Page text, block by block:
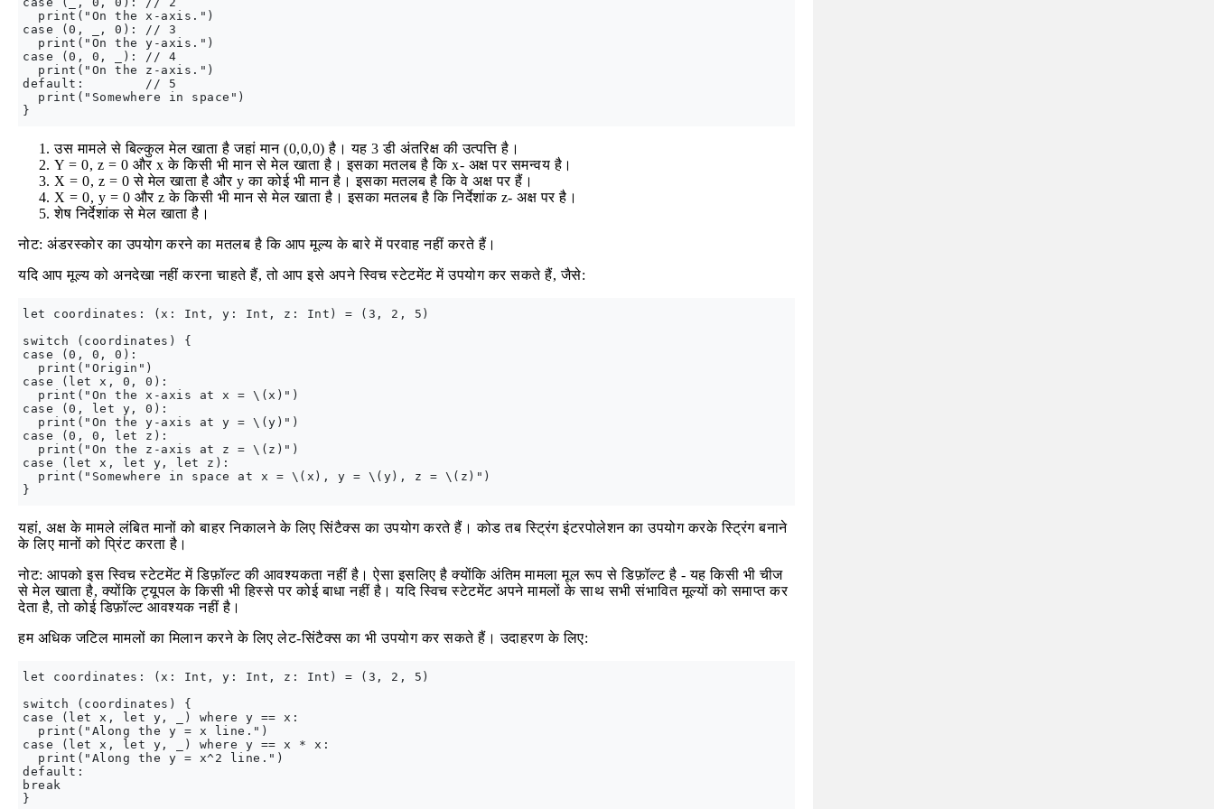
  print("On the x-axis.")
case (0, _, 0): // 3
  print("On the y-axis.")
case (0, 0, _): // 4
  print("On the z-axis.")
default:        // 5
  print("Somewhere in space")
उस मामले से बिल्कुल मेल खाता है जहां मान (0,0,0) है। यह 3 डी अंतरिक्ष की उत्पत्ति है।
Y = 0, z = 0 और x के किसी भी मान से मेल खाता है। इसका मतलब है कि x- अक्ष पर समन्वय है।
X = 0, z = 0 से मेल खाता है और y का कोई भी मान है। इसका मतलब है कि वे अक्ष पर हैं।
X = 0, y = 0 और z के किसी भी मान से मेल खाता है। इसका मतलब है कि निर्देशांक z- अक्ष पर है।
शेष निर्देशांक से मेल खाता है।
नोट: अंडरस्कोर का उपयोग करने का मतलब है कि आप मूल्य के बारे में परवाह नहीं करते हैं।
यदि आप मूल्य को अनदेखा नहीं करना चाहते हैं, तो आप इसे अपने स्विच स्टेटमेंट में उपयोग कर सकते हैं, जैसे:
let coordinates: (x: Int, y: Int, z: Int) = (3, 2, 5)
switch (coordinates) {
case (0, 0, 0):
  print("Origin")
case (let x, 0, 0):
  print("On the x-axis at x = \(x)")
case (0, let y, 0):
  print("On the y-axis at y = \(y)")
case (0, 0, let z):
  print("On the z-axis at z = \(z)")
case (let x, let y, let z):
  print("Somewhere in space at x = \(x), y = \(y), z = \(z)")
यहां, अक्ष के मामले लंबित मानों को बाहर निकालने के लिए सिंटैक्स का उपयोग करते हैं। कोड तब स्ट्रिंग इंटरपोलेशन का उपयोग करके स्ट्रिंग बनाने
के लिए मानों को प्रिंट करता है।
नोट: आपको इस स्विच स्टेटमेंट में डिफ़ॉल्ट की आवश्यकता नहीं है। ऐसा इसलिए है क्योंकि अंतिम मामला मूल रूप से डिफ़ॉल्ट है - यह किसी भी चीज
से मेल खाता है, क्योंकि ट्यूपल के किसी भी हिस्से पर कोई बाधा नहीं है। यदि स्विच स्टेटमेंट अपने मामलों के साथ सभी संभावित मूल्यों को समाप्त कर
देता है, तो कोई डिफ़ॉल्ट आवश्यक नहीं है।
हम अधिक जटिल मामलों का मिलान करने के लिए लेट-सिंटैक्स का भी उपयोग कर सकते हैं। उदाहरण के लिए:
let coordinates: (x: Int, y: Int, z: Int) = (3, 2, 5)
switch (coordinates) {
case (let x, let y, _) where y == x:
  print("Along the y = x line.")
case (let x, let y, _) where y == x * x:
  print("Along the y = x^2 line.")
default:
break